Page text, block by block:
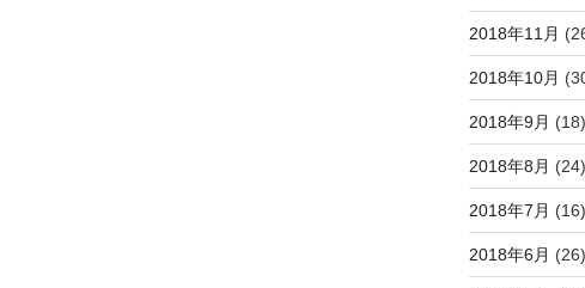
2018年11月
2018年10月
2018年9月 (18)
2018年8月 (24)
2018年7月 (16)
2018年6月 (26)